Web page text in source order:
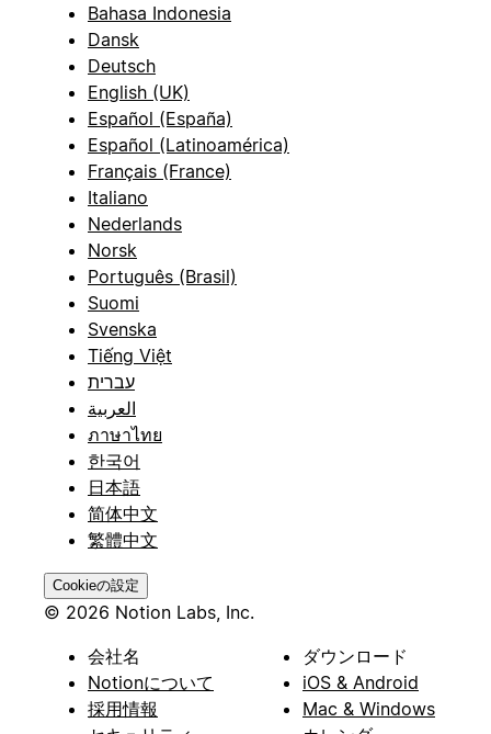
Bahasa Indonesia
Dansk
Deutsch
English (UK)
Español (España)
Español (Latinoamérica)
Français (France)
Italiano
Nederlands
Norsk
Português (Brasil)
Suomi
Svenska
Tiếng Việt
עברית
العربية
ภาษาไทย
한국어
日本語
简体中文
繁體中文
Cookieの設定
© 2026 Notion Labs, Inc.
会社名
Notionについて
採用情報
ダウンロード
iOS & Android
Mac & Windows